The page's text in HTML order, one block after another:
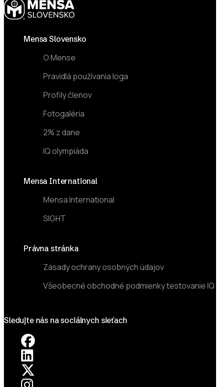
FooterMensa Slovensko
O Mense
Pravidlá používania loga
Profily členov
Fotogaléria
2% z dane
IQ olympiáda
Mensa International
Mensa International
SIGHT
Právna stránka
Zásady ochrany osobných údajov
Všeobecné obchodné podmienky testovanie IQ
Sledujte nás na sociálnych sieťach